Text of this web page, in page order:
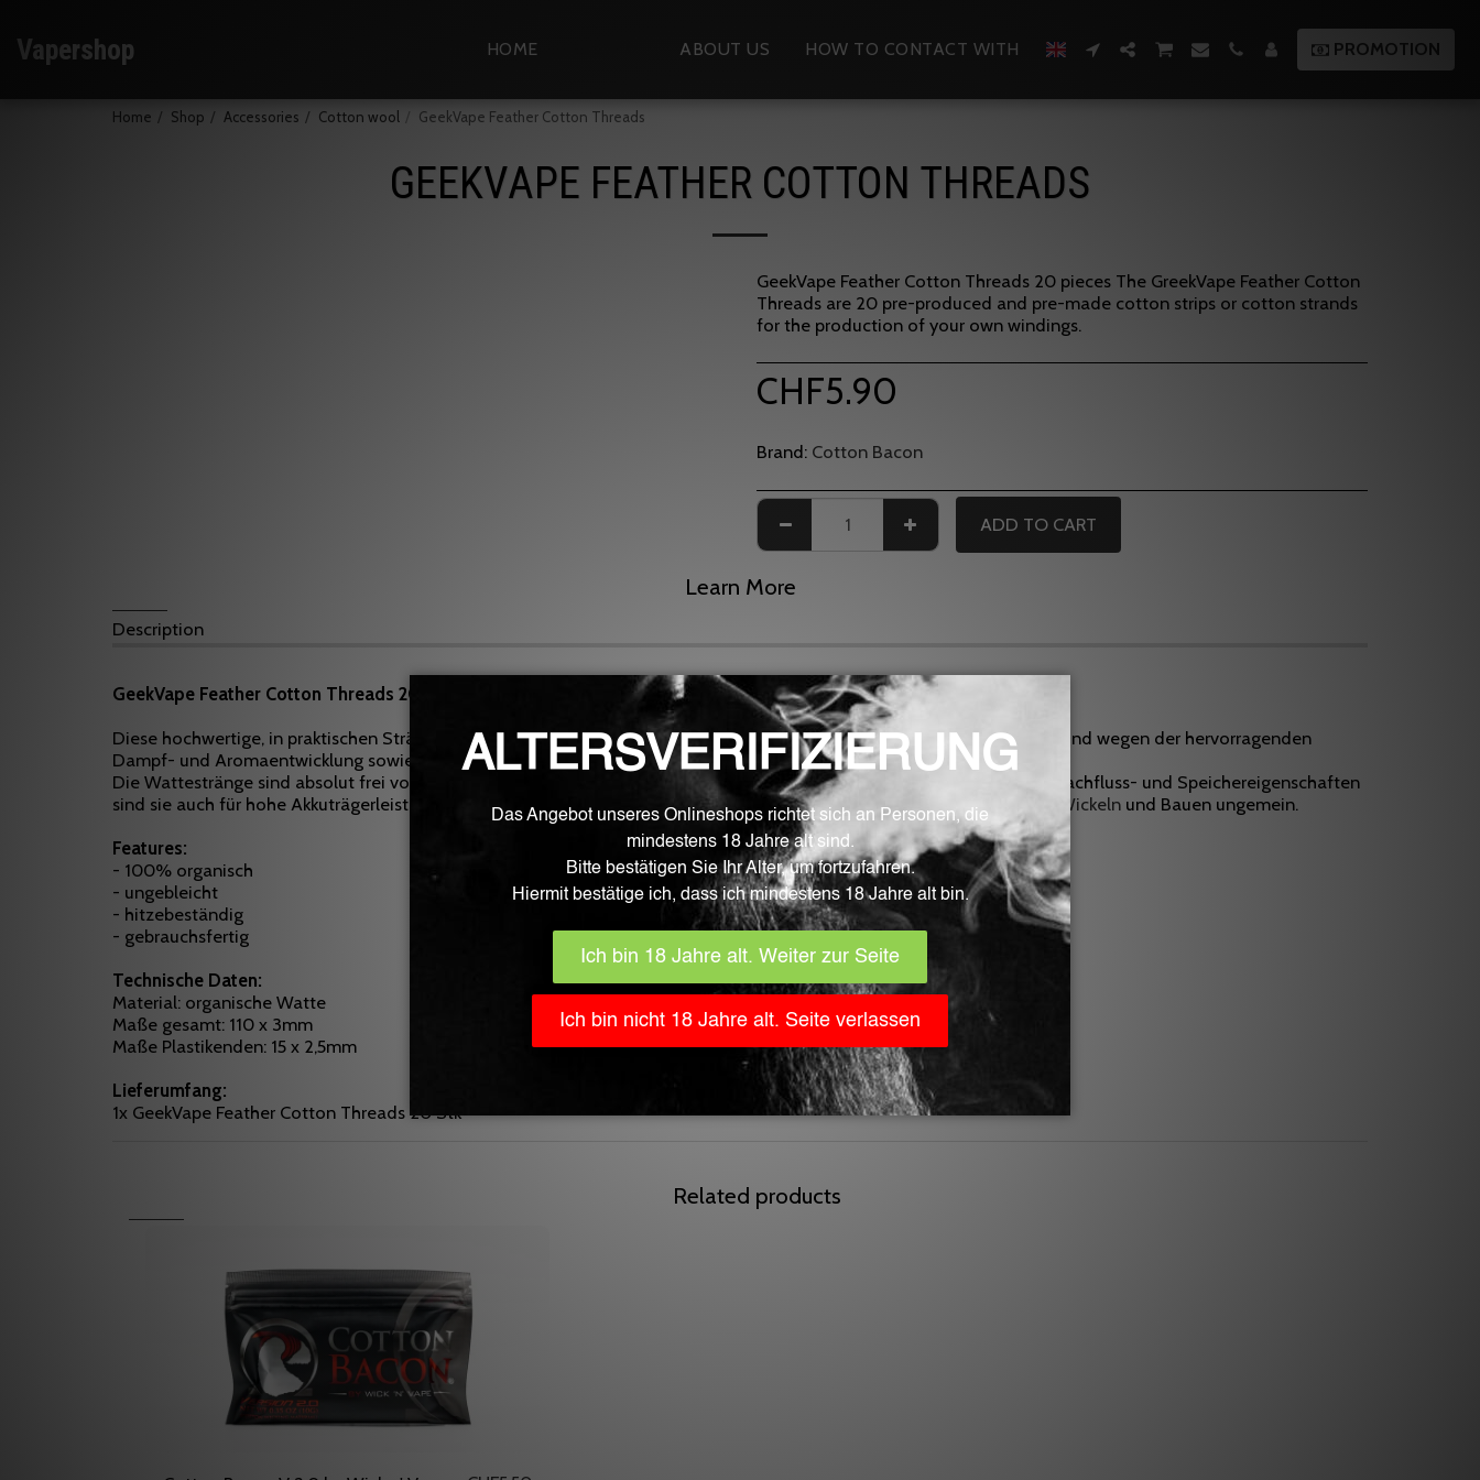
Vapershop HOME ABOUT US HOW TO CONTACT WITH PROMOTION
Home Shop Accessories Cotton wool GeekVape Feather Cotton Threads
GEEKVAPE FEATHER COTTON THREADS
GeekVape Feather Cotton Threads 20 pieces The GreekVape Feather Cotton
Threads are 20 pre-produced and pre-made cotton strips or cotton strands
for the production of your own windings.
CHF5.90
Brand: Cotton Bacon
ADD TO CART
Learn More
Description
GeekVape Feather Cotton Threads 20 Stk
Diese hochwertige, in praktischen Strängen vorportionierte, Biobaumwolle ist perfekt zum Erstellen eigener Wicklungen und wegen der hervorragenden
Dampf- und Aromaentwicklung sowie des einfachen Handlings äußerst beliebt.
Die Wattestränge sind absolut frei von Pestiziden und ungebleicht. Durch ihre hohe Hitzebeständigkeit und ihre guten Nachfluss- und Speichereigenschaften
sind sie auch für hohe Akkuträgerleistungen bestens geeignet. Das harte Strangende erleichtert gerade Einsteigern das
Wickeln und Bauen ungemein.
Features:
- 100% organisch
- ungebleicht
- hitzebeständig
- gebrauchsfertig
Technische Daten:
Material: organische Watte
Maße gesamt: 110 x 3mm
Maße Plastikenden: 15 x 2,5mm
Lieferumfang:
1x GeekVape Feather Cotton Threads 20 Stk
Related products